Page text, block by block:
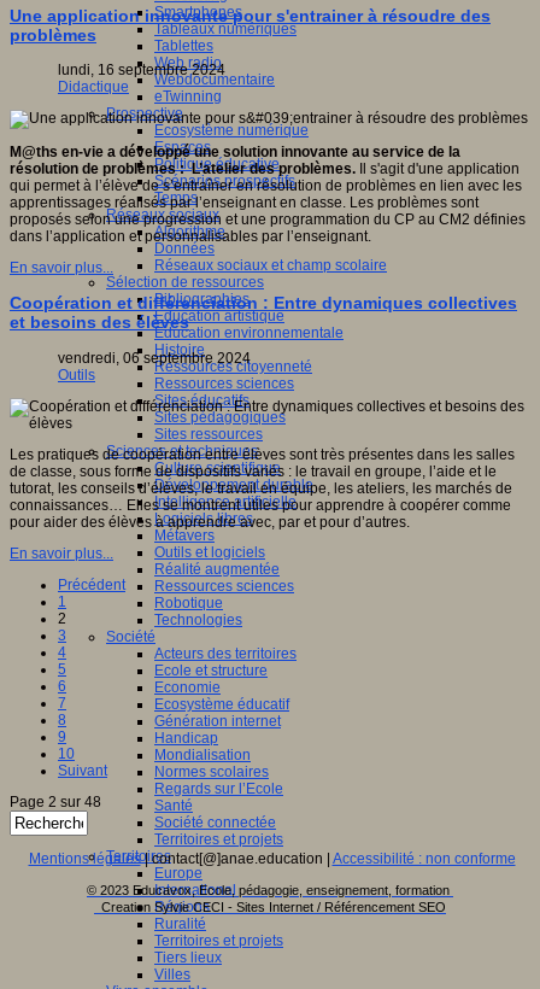
Smartphones
Tableaux numériques
Tablettes
Web radio
Webdocumentaire
eTwinning
Prospective
Ecosystème numérique
Espaces
Politique éducative
Scénarios prospectifs
Temps
Réseaux sociaux
Algorithme
Données
Réseaux sociaux et champ scolaire
Sélection de ressources
Bibliographies
Education artistique
Education environnementale
Histoire
Ressources citoyenneté
Ressources sciences
Sites éducatifs
Sites pédagogiques
Sites ressources
Sciences et techniques
Culture scientifique
Développement durable
Intelligence artificielle
Logiciels libres
Métavers
Outils et logiciels
Réalité augmentée
Ressources sciences
Robotique
Technologies
Société
Acteurs des territoires
Ecole et structure
Economie
Ecosystème éducatif
Génération internet
Handicap
Mondialisation
Normes scolaires
Regards sur l’Ecole
Santé
Société connectée
Territoires et projets
Territoires
Europe
International
Régions
Ruralité
Territoires et projets
Tiers lieux
Villes
Une application innovante pour s'entrainer à résoudre des
problèmes
lundi, 16 septembre 2024
Didactique
M@ths en-vie a développé une solution innovante au service de la
résolution de problèmes : L’atelier des problèmes. Il s'agit d'une application
qui permet à l’élève de s’entraîner en résolution de problèmes en lien avec les
apprentissages réalisés par l’enseignant en classe. Les problèmes sont
proposés selon une progression et une programmation du CP au CM2 définies
dans l’application et personnalisables par l’enseignant.
En savoir plus...
Coopération et différenciation : Entre dynamiques collectives
et besoins des élèves
vendredi, 06 septembre 2024
Outils
Les pratiques de coopération entre élèves sont très présentes dans les salles
de classe, sous forme de dispositifs variés : le travail en groupe, l’aide et le
tutorat, les conseils d’élèves, le travail en équipe, les ateliers, les marchés de
connaissances… Elles se montrent utiles pour apprendre à coopérer comme
pour aider des élèves à apprendre avec, par et pour d’autres.
En savoir plus...
Précédent
1
2
3
4
5
6
7
8
9
10
Suivant
Page 2 sur 48
Mentions légales| contact[@]anae.education | Accessibilité : non conforme
© 2023 Educavox, Ecole, pédagogie, enseignement, formation
Creation Sylvie CECI - Sites Internet / Référencement SEO